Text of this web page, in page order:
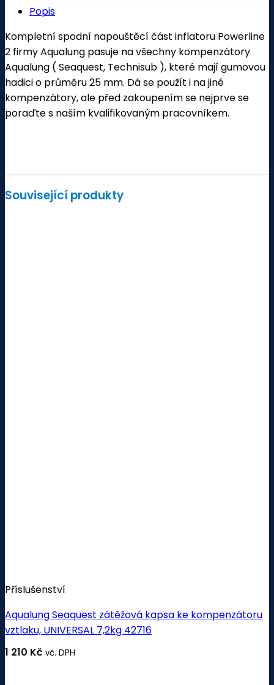
Popis
Kompletní spodní napouštěcí část inflatoru Powerline
2 firmy Aqualung pasuje na všechny kompenzátory
Aqualung ( Seaquest, Technisub ), které mají gumovou
hadici o průměru 25 mm. Dá se použít i na jiné
kompenzátory, ale před zakoupením se nejprve se
poraďte s naším kvalifikovaným pracovníkem.
Související produkty
Příslušenství
Aqualung Seaquest zátěžová kapsa ke kompenzátoru
vztlaku, UNIVERSAL 7,2kg 42716
1 210 Kč vč. DPH